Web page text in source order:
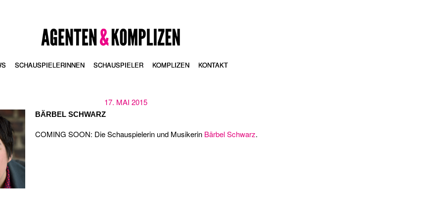
AGENTEN & KOMPLIZEN
SCHAUSPIELERINNEN SCHAUSPIELER KOMPLIZEN KONTAKT
17. MAI 2015
BÄRBEL SCHWARZ
COMING SOON: Die Schauspielerin und Musikerin Bärbel Schwarz.